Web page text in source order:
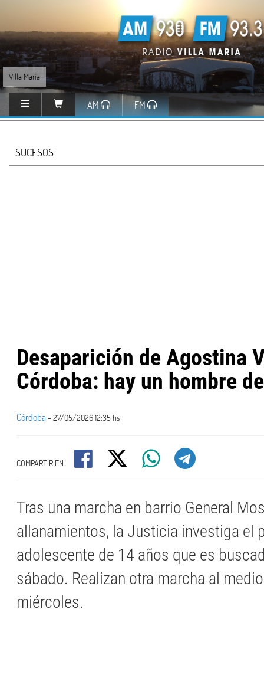
Villa María
AM FM
SUCESOS
Desaparición de Agostina
Córdoba: hay un hombre
Córdoba - 27/05/2026 12:35 hs
COMPARTIR EN:
Tras una marcha en barrio General
allanamientos, la Justicia investiga el
adolescente de 14 años que es
sábado. Realizan otra marcha al
miércoles.